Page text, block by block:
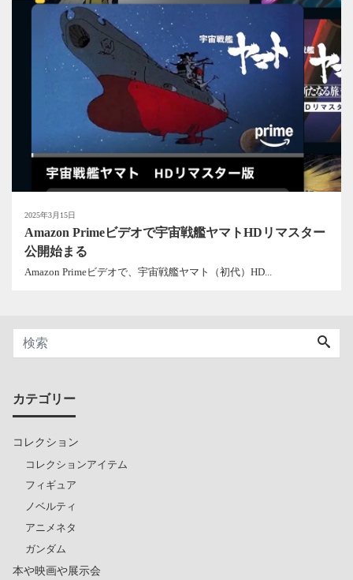
2025年3月15日
Amazon Primeビデオで宇宙戦艦ヤマトHDリマスター
公開始まる
Amazon Primeビデオで、宇宙戦艦ヤマト（初代）HD...
カテゴリー
コレクション
コレクションアイテム
フィギュア
ノベルティ
アニメネタ
ガンダム
本や映画や展示会